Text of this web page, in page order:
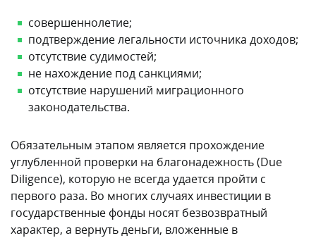
совершеннолетие;
подтверждение легальности источника доходов;
отсутствие судимостей;
не нахождение под санкциями;
отсутствие нарушений миграционного
законодательства.
Обязательным этапом является прохождение
углубленной проверки на благонадежность (Due
Diligence), которую не всегда удается пройти с
первого раза. Во многих случаях инвестиции в
государственные фонды носят безвозвратный
характер, а вернуть деньги, вложенные в